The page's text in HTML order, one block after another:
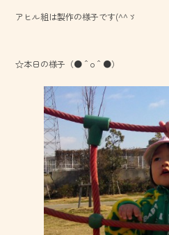
アヒル組は製作の様子です(^^ゞ
☆本日の様子（●＾o＾●）